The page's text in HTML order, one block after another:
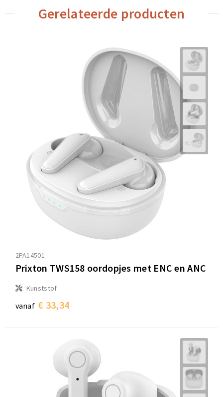
Gerelateerde producten
2PA14501
Prixton TWS158 oordopjes met ENC en ANC
Kunststof
vanaf € 33,34